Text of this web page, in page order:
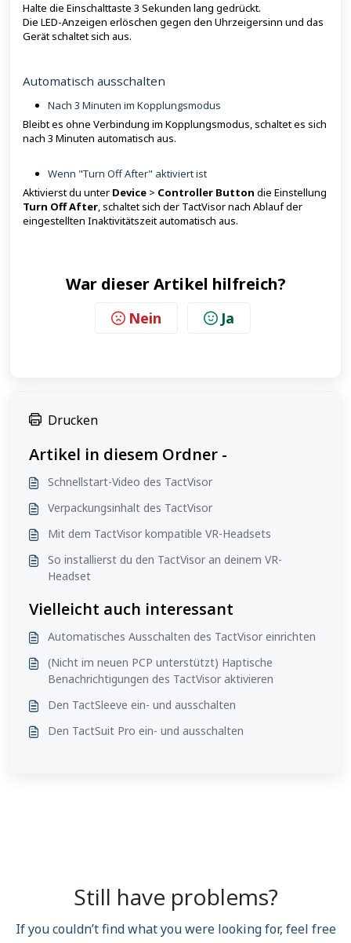
Halte die Einschalttaste 3 Sekunden lang gedrückt.
Die LED-Anzeigen erlöschen gegen den Uhrzeigersinn und das
Gerät schaltet sich aus.
Automatisch ausschalten
Nach 3 Minuten im Kopplungsmodus
Bleibt es ohne Verbindung im Kopplungsmodus, schaltet es sich
nach 3 Minuten automatisch aus.
Wenn "Turn Off After" aktiviert ist
Aktivierst du unter Device > Controller Button die Einstellung
Turn Off After, schaltet sich der TactVisor nach Ablauf der
eingestellten Inaktivitätszeit automatisch aus.
War dieser Artikel hilfreich?
Nein Ja
Drucken
Artikel in diesem Ordner -
Schnellstart-Video des TactVisor
Verpackungsinhalt des TactVisor
Mit dem TactVisor kompatible VR-Headsets
So installierst du den TactVisor an deinem VR-
Headset
Vielleicht auch interessant
Automatisches Ausschalten des TactVisor einrichten
(Nicht im neuen PCP unterstützt) Haptische
Benachrichtigungen des TactVisor aktivieren
Den TactSleeve ein- und ausschalten
Den TactSuit Pro ein- und ausschalten
Still have problems?
If you couldn’t find what you were looking for, feel free